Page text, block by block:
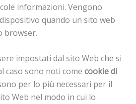
informazioni. Vengono
quando un sito web
browser.
impostati dal sito Web che si
caso sono noti come cookie di
per lo più necessari per il
Web nel modo in cui lo